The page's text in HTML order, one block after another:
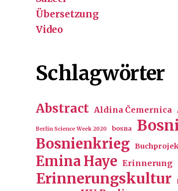
Übersetzung
Video
Schlagwörter
Abstract Aldina Čemernica
Berlin Science Week 2020 bosna
Bosnienkrieg
Emina Haye Erinnerung
Erinnerungskultur